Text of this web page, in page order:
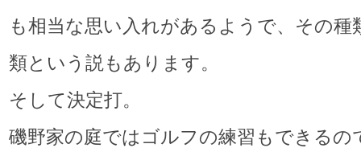
も相当な思い入れがあるようで、その種
類という説もあります。
そして決定打。
磯野家の庭ではゴルフの練習もできるの